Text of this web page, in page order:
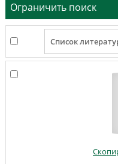
Ограничить поиск